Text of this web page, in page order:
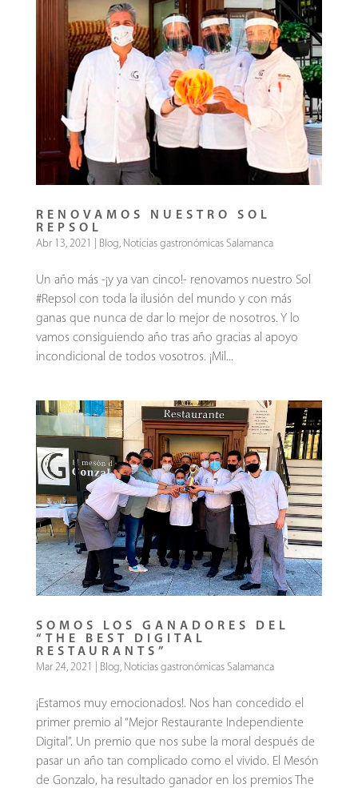
RENOVAMOS NUESTRO SOL
REPSOL
Abr 13, 2021 Blog, Noticias gastronómicas Salamanca
Un año más -¡y ya van cinco!- renovamos nuestro Sol
#Repsol con toda la ilusión del mundo y con más
ganas que nunca de dar lo mejor de nosotros. Y lo
vamos consiguiendo año tras año gracias al apoyo
incondicional de todos vosotros. ¡Mil...
SOMOS LOS GANADORES DEL
“THE BEST DIGITAL
RESTAURANTS”
Mar 24, 2021 Blog, Noticias gastronómicas Salamanca
¡Estamos muy emocionados!. Nos han concedido el
primer premio al “Mejor Restaurante Independiente
Digital”. Un premio que nos sube la moral después de
pasar un año tan complicado como el vivido. El Mesón
de Gonzalo, ha resultado ganador en los premios The